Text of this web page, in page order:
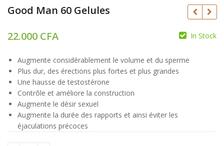
Good Man 60 Gelules
23.000 CFA
18.000CFA
CFA
22.000 CFA In Stock
Augmente considérablement le volume et du sperme
Plus dur, des érections plus fortes et plus grandes
Une hausse de testostérone
Contrôle et améliore la construction
Augmente le désir sexuel
Augmente la durée des rapports et ainsi éviter les
éjaculations précoces